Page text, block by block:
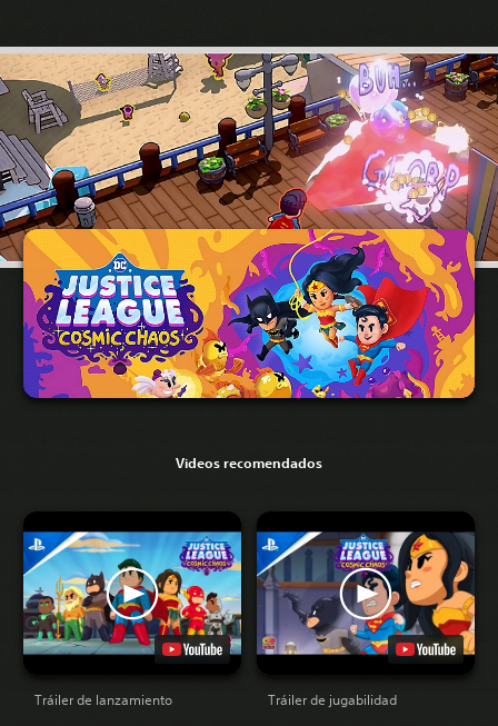
Videos recomendados
Tráiler de lanzamiento Tráiler de jugabilidad